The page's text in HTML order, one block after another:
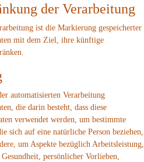
der Verarbeitung
ist die Markierung gespeicherter
mit dem Ziel, ihre künftige
automatisierten Verarbeitung
die darin besteht, dass diese
verwendet werden, um bestimmte
sich auf eine natürliche Person beziehen,
um Aspekte bezüglich Arbeitsleistung,
persönlicher Vorlieben,